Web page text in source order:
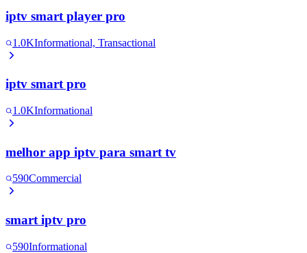
iptv smart player pro
1.0KInformational, Transactional
iptv smart pro
1.0KInformational
melhor app iptv para smart tv
590Commercial
smart iptv pro
590Informational